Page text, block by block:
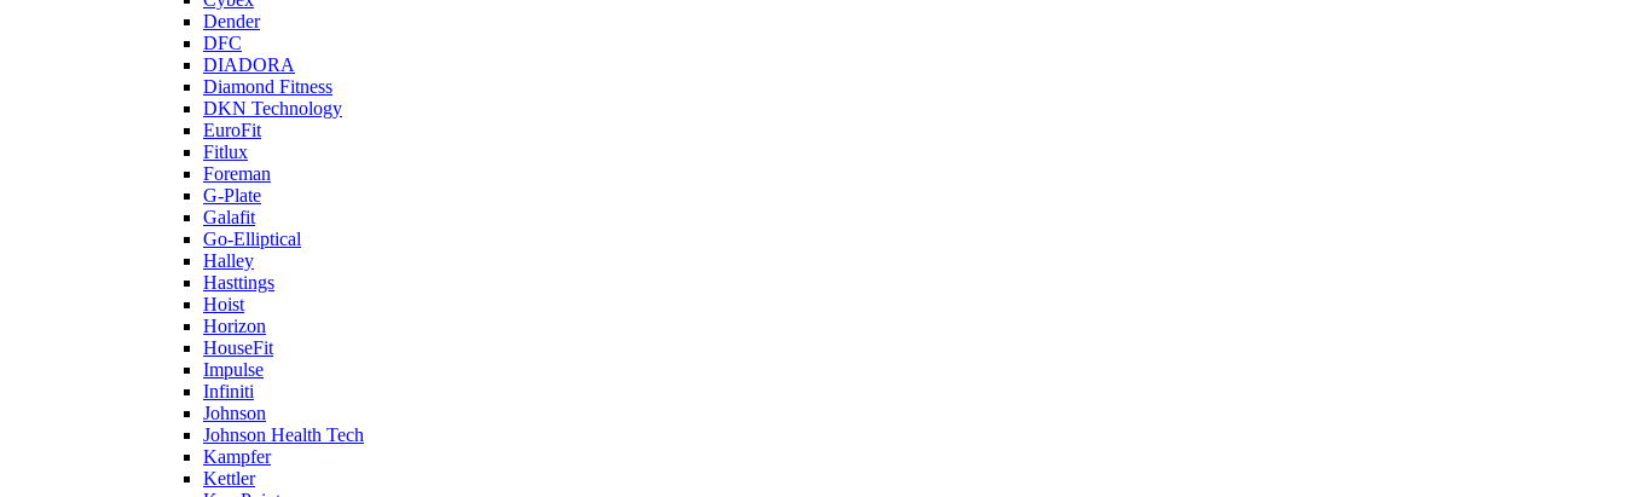
Dender
DFC
DIADORA
Diamond Fitness
DKN Technology
EuroFit
Fitlux
Foreman
G-Plate
Galafit
Go-Elliptical
Halley
Hasttings
Hoist
Horizon
HouseFit
Impulse
Infiniti
Johnson
Johnson Health Tech
Kampfer
Kettler